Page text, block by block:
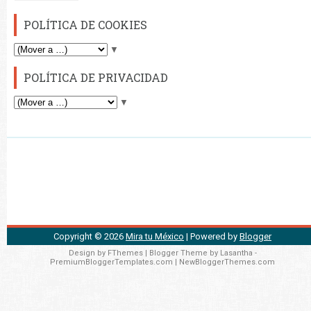
POLÍTICA DE COOKIES
▼
POLÍTICA DE PRIVACIDAD
▼
Copyright © 2026 Mira tu México | Powered by Blogger
Design by FThemes| Blogger Theme by Lasantha -
PremiumBloggerTemplates.com
NewBloggerThemes.com